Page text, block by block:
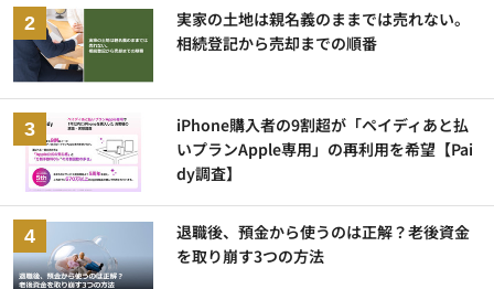
実家の土地は親名義のままでは売れない。
相続登記から売却までの順番
iPhone購入者の9割超が「ペイディあと払
いプランApple専用」の再利用を希望【Pai
dy調査】
退職後、預金から使うのは正解？老後資金
を取り崩す3つの方法